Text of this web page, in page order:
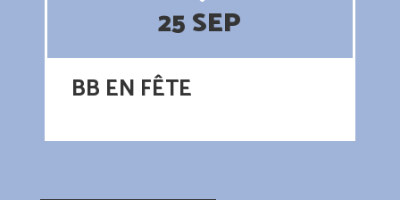
25 SEP
BB EN FÊTE